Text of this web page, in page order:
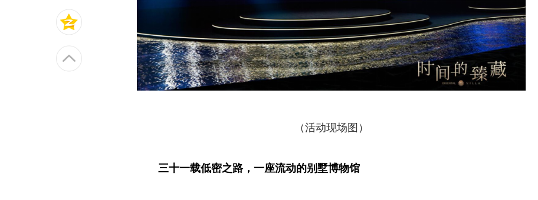
（活动现场图）
三十一载低密之路，一座流动的别墅博物馆